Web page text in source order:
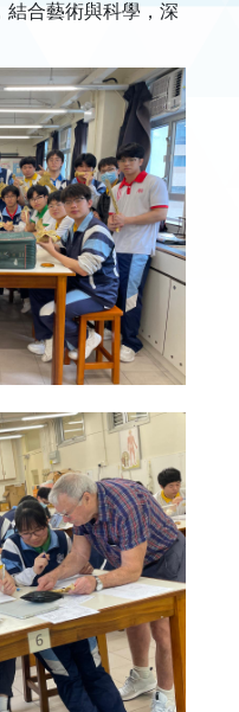
結合藝術與科學，深